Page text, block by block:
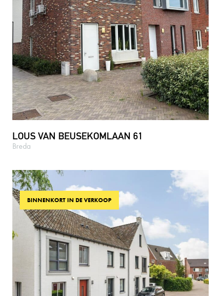
LOUS VAN BEUSEKOMLAAN 61
Breda
BINNENKORT IN DE VERKOOP